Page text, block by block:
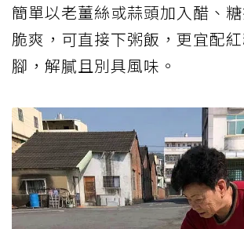
簡單以老薑絲或蒜頭加入醋、
脆爽，可直接下粥飯，更宜配
腳，解膩且別具風味。